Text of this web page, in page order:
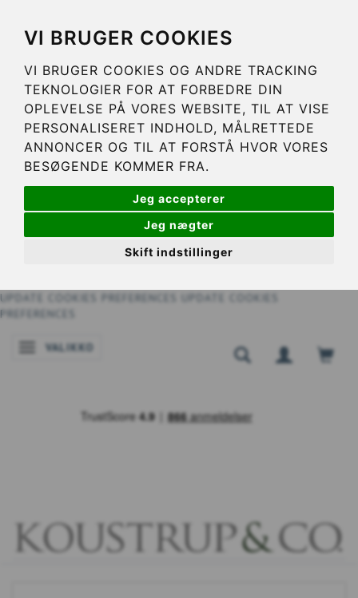
VI BRUGER COOKIES
VI BRUGER COOKIES OG ANDRE TRACKING
TEKNOLOGIER FOR AT FORBEDRE DIN
OPLEVELSE PÅ VORES WEBSITE, TIL AT VISE
PERSONALISERET INDHOLD, MÅLRETTEDE
ANNONCER OG TIL AT FORSTÅ HVOR VORES
BESØGENDE KOMMER FRA.
Jeg accepterer
Jeg nægter
Skift indstillinger
UPDATE COOKIES PREFERENCES
UPDATE COOKIES
PREFERENCES
VAIHDA NAVIGOINNIN TILAA
VALIKKO